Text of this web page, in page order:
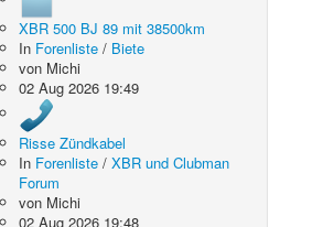
XBR 500 BJ 89 mit 38500km
In Forenliste / Biete
von Michi
02 Aug 2026 19:49
Risse Zündkabel
In Forenliste /XBR und Clubman
Forum
von Michi
02 Aug 2026 19:48